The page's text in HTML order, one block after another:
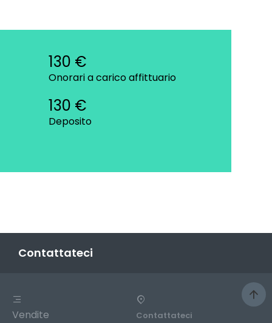
130 €
Onorari a carico affittuario
130 €
Deposito
Contattateci
Vendite
Contattateci